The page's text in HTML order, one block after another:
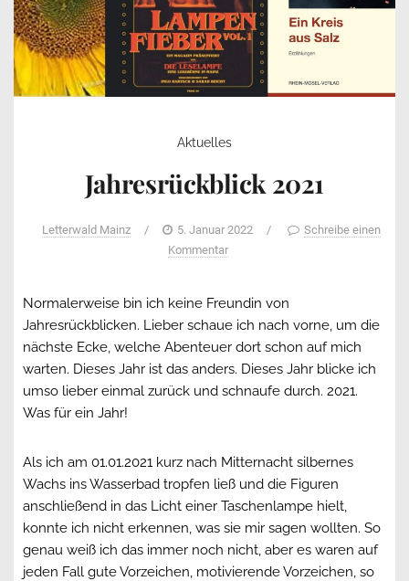
Aktuelles
Jahresrückblick 2021
Letterwald Mainz / 5. Januar 2022 /
Schreibe einen
Kommentar
Normalerweise bin ich keine Freundin von
Jahresrückblicken. Lieber schaue ich nach vorne, um die
nächste Ecke, welche Abenteuer dort schon auf mich
warten. Dieses Jahr ist das anders. Dieses Jahr blicke ich
umso lieber einmal zurück und schnaufe durch. 2021.
Was für ein Jahr!
Als ich am 01.01.2021 kurz nach Mitternacht silbernes
Wachs ins Wasserbad tropfen ließ und die Figuren
anschließend in das Licht einer Taschenlampe hielt,
konnte ich nicht erkennen, was sie mir sagen wollten. So
genau weiß ich das immer noch nicht, aber es waren auf
jeden Fall gute Vorzeichen, motivierende Vorzeichen, so